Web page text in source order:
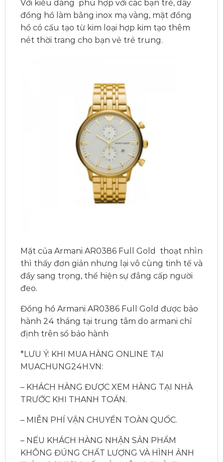
Với kiểu dáng phù hợp với các bạn trẻ, dây
đồng hồ làm bằng inox mạ vàng, mặt đồng
hồ có cấu tạo từ kim loại hợp kim tạo thêm
nét thời trang cho bạn vẻ trẻ trung.
Mặt của Armani AR0386 Full Gold thoạt nhìn
thì thấy đơn giản nhưng lại vô cùng tinh tế và
đầy sang trọng, thể hiện sự đẳng cấp người
đeo.
Đồng hồ Armani AR0386 Full Gold được bảo
hành 24 tháng tại trung tâm do armani chỉ
định trên sổ bảo hành
*LƯU Ý: KHI MUA HÀNG ONLINE TẠI
MUACHUNG24H.VN:
– KHÁCH HÀNG ĐƯỢC XEM HÀNG TẠI NHÀ
TRƯỚC KHI THANH TOÁN.
– MIỄN PHÍ VẬN CHUYỂN TOÀN QUỐC.
– NẾU KHÁCH HÀNG NHẬN SẢN PHẨM
KHÔNG ĐÚNG CHẤT LƯỢNG VÀ HÌNH ẢNH